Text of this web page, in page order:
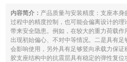
内容简介： 产品质量与安装精度：支座本
过程中的精度控制，也可能会偏离设计的
带来安全隐患。例如，在较大的重力荷载作
出现初始偏心、不对中等情况。二是具有
会影响使用，另外具有足够竖向承载力保
胶支座结构中的抗震层具有稳定的弹性复位